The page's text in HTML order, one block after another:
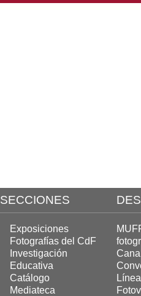
SECCIONES
Exposiciones
Fotografías del CdF
Investigación
Educativa
Catálogo
Mediateca